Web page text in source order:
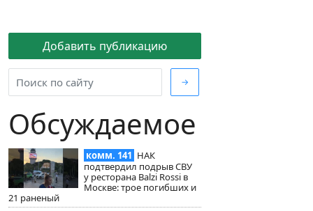
Добавить публикацию
→
Обсуждаемое
комм. 141 НАК
подтвердил подрыв СВУ
у ресторана Balzi Rossi в
Москве: трое погибших и
21 раненый